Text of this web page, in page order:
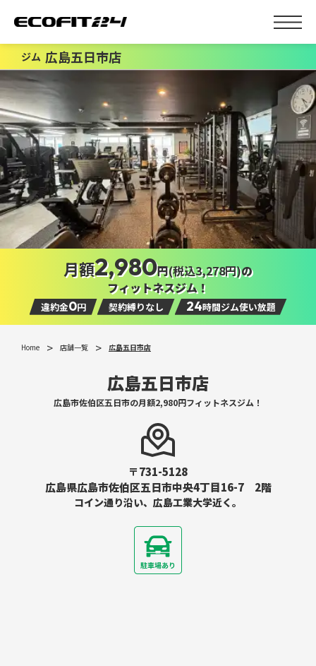
ジム 広島五日市店
月額2,980円(税込3,278円)の
フィットネスジム！
違約金0円 契約縛りなし 24時間ジム使い放題
Home 店舗一覧 広島五日市店
広島五日市店
広島市佐伯区五日市の月額2,980円フィットネスジム！
〒731-5128
広島県広島市佐伯区五日市中央4丁目16-7 2階
コイン通り沿い、広島工業大学近く。